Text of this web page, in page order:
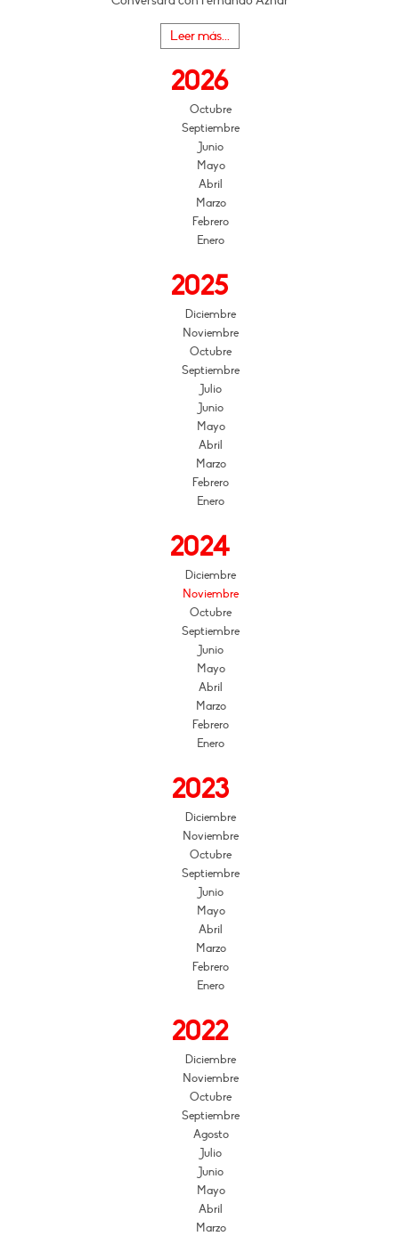
Leer más...
2026
Octubre
Septiembre
Junio
Mayo
Abril
Marzo
Febrero
Enero
2025
Diciembre
Noviembre
Octubre
Septiembre
Julio
Junio
Mayo
Abril
Marzo
Febrero
Enero
2024
Diciembre
Noviembre
Octubre
Septiembre
Junio
Mayo
Abril
Marzo
Febrero
Enero
2023
Diciembre
Noviembre
Octubre
Septiembre
Junio
Mayo
Abril
Marzo
Febrero
Enero
2022
Diciembre
Noviembre
Octubre
Septiembre
Agosto
Julio
Junio
Mayo
Abril
Marzo